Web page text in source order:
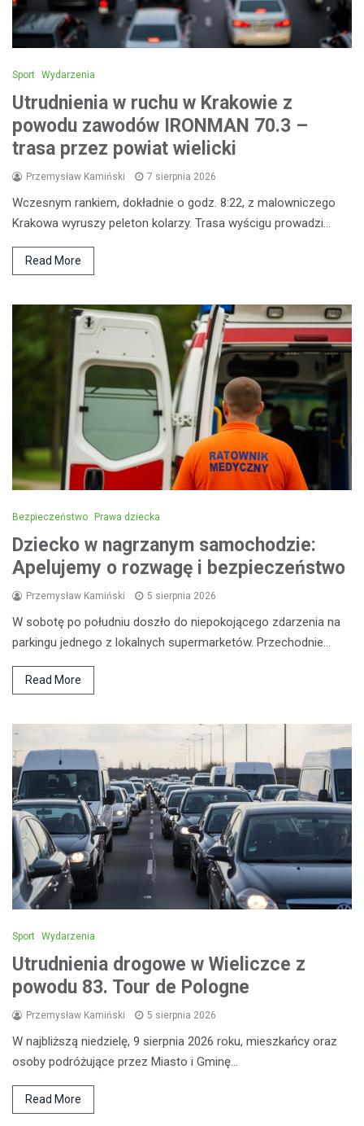
Sport Wydarzenia
Utrudnienia w ruchu w Krakowie z
powodu zawodów IRONMAN 70.3 –
trasa przez powiat wielicki
Przemysław Kamiński 7 sierpnia 2026
Wczesnym rankiem, dokładnie o godz. 8:22, z malowniczego
Krakowa wyruszy peleton kolarzy. Trasa wyścigu prowadzi…
Read More
Bezpieczeństwo Prawa dziecka
Dziecko w nagrzanym samochodzie:
Apelujemy o rozwagę i bezpieczeństwo
Przemysław Kamiński 5 sierpnia 2026
W sobotę po południu doszło do niepokojącego zdarzenia na
parkingu jednego z lokalnych supermarketów. Przechodnie…
Read More
Sport Wydarzenia
Utrudnienia drogowe w Wieliczce z
powodu 83. Tour de Pologne
Przemysław Kamiński 5 sierpnia 2026
W najbliższą niedzielę, 9 sierpnia 2026 roku, mieszkańcy oraz
osoby podróżujące przez Miasto i Gminę…
Read More